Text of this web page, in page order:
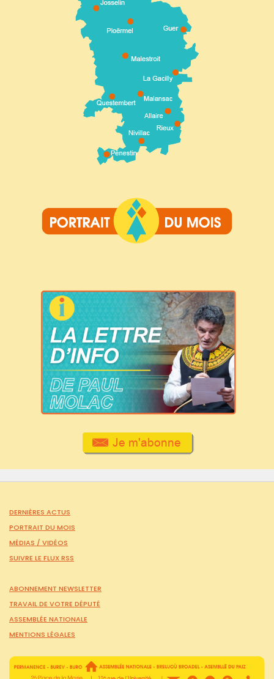
DERNIÈRES ACTUS
PORTRAIT DU MOIS
MÉDIAS / VIDÉOS
SUIVRE LE FLUX RSS
ABONNEMENT NEWSLETTER
TRAVAIL DE VOTRE DÉPUTÉ
ASSEMBLÉE NATIONALE
MENTIONS LÉGALES